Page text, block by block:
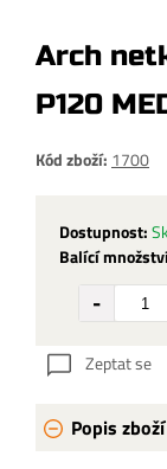
Arch
P120
Kód zboží: 1700
Dostupnost:
Balící
Zeptat se
Popis zboží